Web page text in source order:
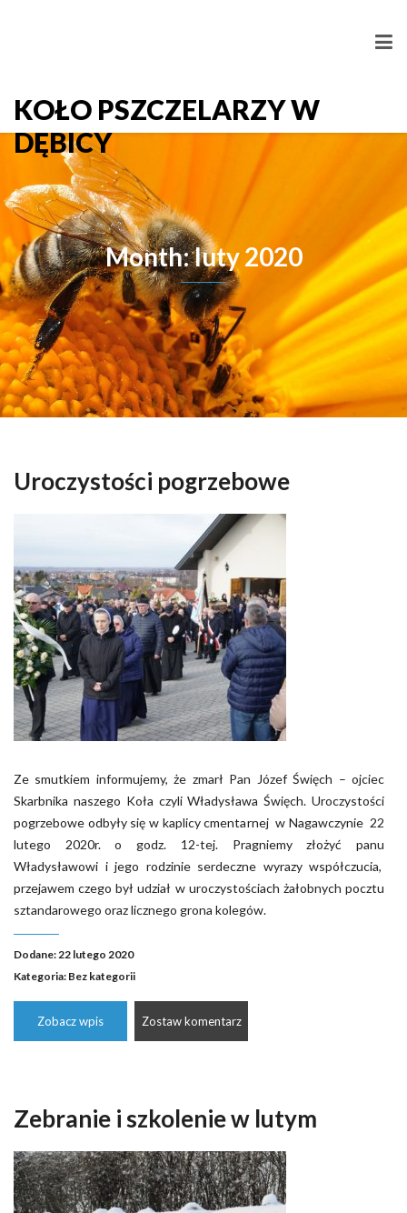
KOŁO PSZCZELARZY W
DĘBICY
Month: luty 2020
Uroczystości pogrzebowe
Ze smutkiem informujemy, że zmarł Pan Józef Święch – ojciec
Skarbnika naszego Koła czyli Władysława Święch. Uroczystości
pogrzebowe odbyły się w kaplicy cmentarnej w Nagawczynie 22
lutego 2020r. o godz. 12-tej. Pragniemy złożyć panu
Władysławowi i jego rodzinie serdeczne wyrazy współczucia,
przejawem czego był udział w uroczystościach żałobnych pocztu
sztandarowego oraz licznego grona kolegów.
Dodane: 22 lutego 2020
Kategoria: Bez kategorii
Zobacz wpis Zostaw komentarz
Zebranie i szkolenie w lutym